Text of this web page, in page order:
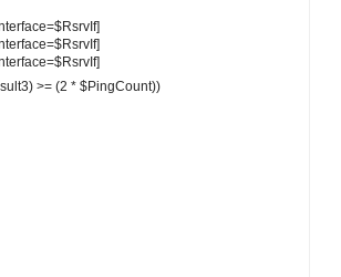
>= (2 * $PingCount))